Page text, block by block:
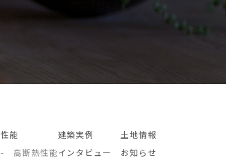
性能
- 高断熱性能
建築実例
インタビュー
土地情報
お知らせ